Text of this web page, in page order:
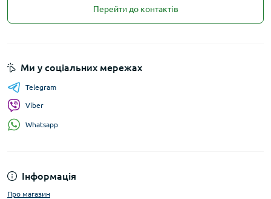
Перейти до контактів
Інформація
Про магазин
Ми у соціальних мережах
Telegram
Viber
Whatsapp